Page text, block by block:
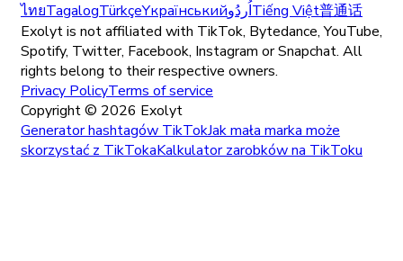
ไทยTagalogTürkçeYкраїнськийاُردُوTiếng Việt普通话
Exolyt is not affiliated with TikTok, Bytedance, YouTube,
Spotify, Twitter, Facebook, Instagram or Snapchat. All
rights belong to their respective owners.
Privacy PolicyTerms of service
Copyright © 2026 Exolyt
Generator hashtagów TikTokJak mała marka może
skorzystać z TikTokaKalkulator zarobków na TikToku